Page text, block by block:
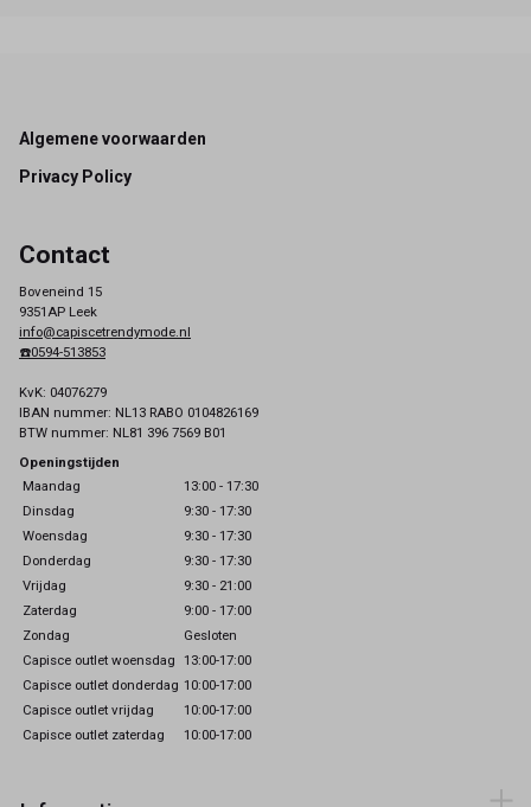
Footer
Algemene voorwaarden
Privacy Policy
Contact
Boveneind 15
9351AP Leek
info@capiscetrendymode.nl
☎️0594-513853
KvK: 04076279
IBAN nummer: NL13 RABO 0104826169
BTW nummer: NL81 396 7569 B01
Openingstijden
Maandag
13:00 - 17:30
Dinsdag
9:30 - 17:30
Woensdag
9:30 - 17:30
Donderdag
9:30 - 17:30
Vrijdag
9:30 - 21:00
Zaterdag
9:00 - 17:00
Zondag
Gesloten
Capisce outlet woensdag 13:00-17:00
Capisce outlet donderdag 10:00-17:00
Capisce outlet vrijdag
10:00-17:00
Capisce outlet zaterdag
10:00-17:00